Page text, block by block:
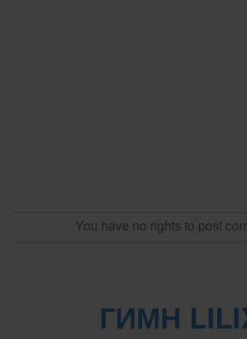
You have no rights to post
ГИМН